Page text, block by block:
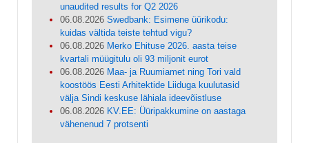
unaudited results for Q2 2026
06.08.2026 Swedbank: Esimene üürikodu:
kuidas vältida teiste tehtud vigu?
06.08.2026 Merko Ehituse 2026. aasta teise
kvartali müügitulu oli 93 miljonit eurot
06.08.2026 Maa- ja Ruumiamet ning Tori vald
koostöös Eesti Arhitektide Liiduga kuulutasid
välja Sindi keskuse lähiala ideevõistluse
06.08.2026 KV.EE: Üüripakkumine on aastaga
vähenenud 7 protsenti